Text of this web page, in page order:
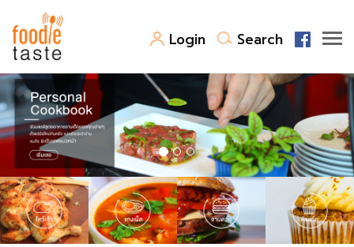
Login Search
สูตรอาหาร
สูตรอาหารล่าสุด
Top Foodie
พาไปชิม
สารพันก้นครัว
เคล็ดลับน่ารู้
FoodPedia